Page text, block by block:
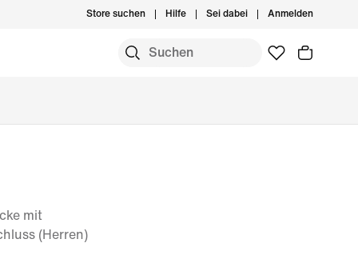
Store suchen Hilfe Sei dabei Anmelden
mit
(Herren)